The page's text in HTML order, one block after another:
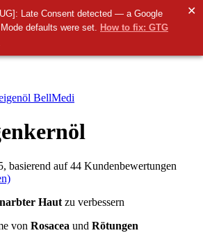
Late Consent detected — a Google
defaults were set. How to fix: GTG
✕
basierend auf44 Kundenbewertungen
Haut zu verbessern
von Rosacea und Rötungen